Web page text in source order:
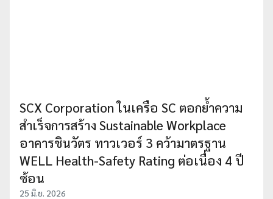
SCX Corporation ในเครือ SC ตอกย้ำความ
สำเร็จการสร้าง Sustainable Workplace
อาคารชินวัตร ทาวเวอร์ 3 คว้ามาตรฐาน
WELL Health-Safety Rating ต่อเนื่อง 4 ปี
ซ้อน
25 มิ.ย. 2026